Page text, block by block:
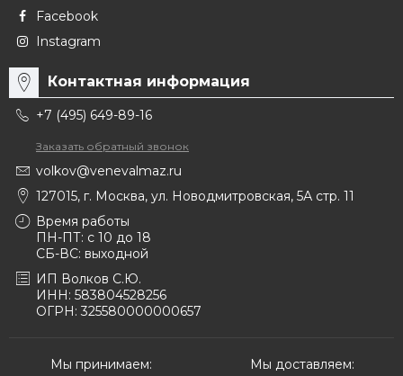
Facebook
Instagram
Контактная информация
+7 (495) 649-89-16
Заказать обратный звонок
volkov@venevalmaz.ru
127015, г. Москва, ул. Новодмитровская, 5А стр. 11
Время работы
ПН-ПТ: с 10 до 18
СБ-ВС: выходной
ИП Волков С.Ю.
ИНН: 583804528256
ОГРН: 325580000000657
Мы принимаем: Мы доставляем: